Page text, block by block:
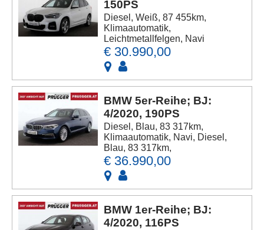
150PS
Diesel, Weiß, 87 455km,
Klimaautomatik,
Leichtmetallfelgen, Navi
€ 30.990,00
BMW 5er-Reihe; BJ:
4/2020, 190PS
Diesel, Blau, 83 317km,
Klimaautomatik, Navi, Diesel,
Blau, 83 317km,
€ 36.990,00
BMW 1er-Reihe; BJ:
4/2020, 116PS